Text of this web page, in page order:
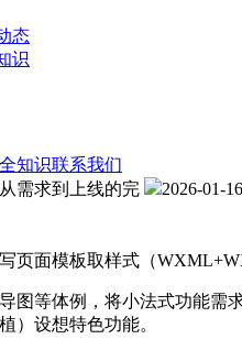
态
识
知识联系我们
需求到上线的完
2026-01-
面模板取样式（
等体例，将小法式功能需求
）设想特色功能。